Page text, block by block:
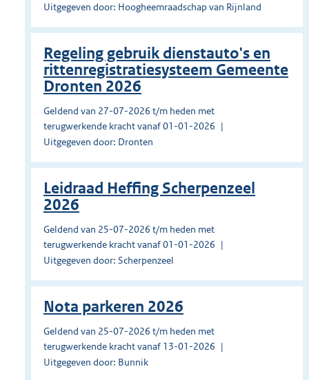
Uitgegeven door: Hoogheemraadschap van Rijnland
Regeling gebruik dienstauto's en
rittenregistratiesysteem Gemeente
Dronten 2026
Geldend van 27-07-2026 t/m heden met
terugwerkende kracht vanaf 01-01-2026
Uitgegeven door: Dronten
Leidraad Heffing Scherpenzeel
2026
Geldend van 25-07-2026 t/m heden met
terugwerkende kracht vanaf 01-01-2026
Uitgegeven door: Scherpenzeel
Nota parkeren 2026
Geldend van 25-07-2026 t/m heden met
terugwerkende kracht vanaf 13-01-2026
Uitgegeven door: Bunnik